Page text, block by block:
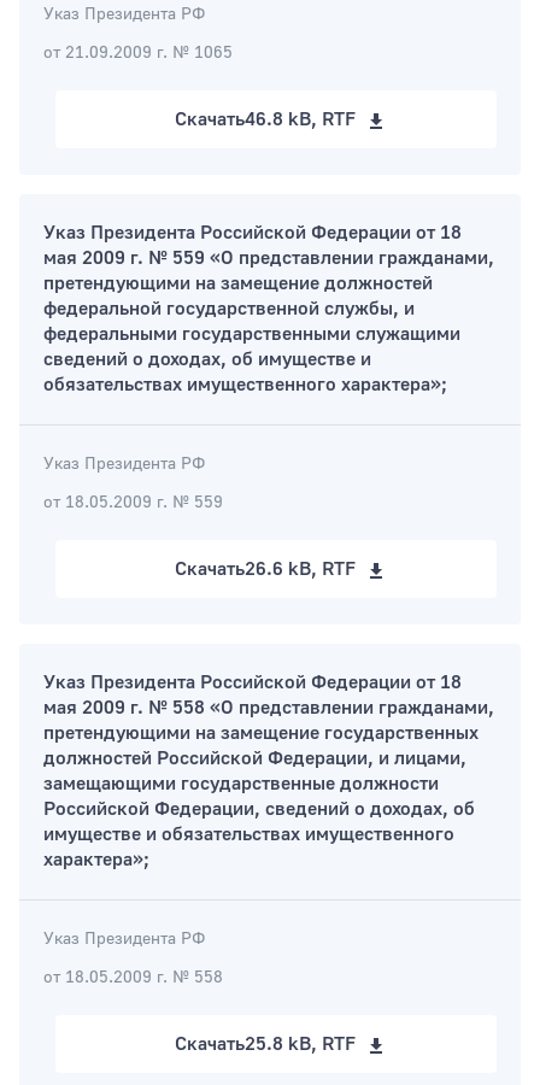
Указ Президента РФ
от 21.09.2009 г. № 1065
Скачать46.8 kB, RTF
Указ Президента Российской Федерации от 18
мая 2009 г. № 559 «О представлении гражданами,
претендующими на замещение должностей
федеральной государственной службы, и
федеральными государственными служащими
сведений о доходах, об имуществе и
обязательствах имущественного характера»;
Указ Президента РФ
от 18.05.2009 г. № 559
Скачать26.6 kB, RTF
Указ Президента Российской Федерации от 18
мая 2009 г. № 558 «О представлении гражданами,
претендующими на замещение государственных
должностей Российской Федерации, и лицами,
замещающими государственные должности
Российской Федерации, сведений о доходах, об
имуществе и обязательствах имущественного
характера»;
Указ Президента РФ
от 18.05.2009 г. № 558
Скачать25.8 kB, RTF